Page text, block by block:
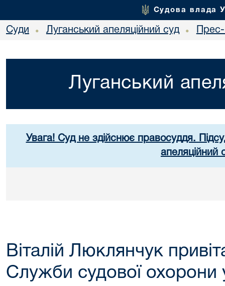
Судова влада
Суди • Луганський апеляційний суд •
Луганський
Увага! Суд не здійснює правосуддя.
апеляційний
Віталій Люклянчук
Служби судової охорони